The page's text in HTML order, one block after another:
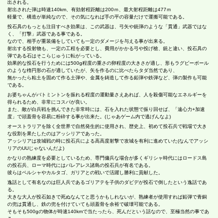
出される。
射出された弾は時速140km、有効射程距離は200ｍ、最大射程距離は477ｍ
軽量で、構造が単純なので、その気になれば手の平の容量だけで運搬可能である。
投石具のもっとも注目すべき効果は、この武器は、弓矢や銃弾のような「貫通」武器ではな
く、「打撃」武器である事である。
なので、相手が重装備をしていても一定のダメージを与える事が出来る。
射出する投射物も、一定の工程を必要とし、費用がかかる弓や投げ槍、銃と違い、投石具の
弾である石はそこらじゅうに転がっている。
効果的な投石を行うためには500g程度の重さの卵程度の大きさが適し、形もラグビーボール
のような楕円形の石が適していたが、矢を作るのに比べたらタダ当然であり、
無かったら粘土を固めて作る土弾や、金属を鋳造して作る鉛弾や鉄弾など、弾の製作も可能
である。
お婆ちゃんがバトミントンを振れる程度の運動量さえあれば、人を殺傷可能なエネルギーを
得られるため、非常にコスパが良い。
また、敵が白兵戦を挑んできた非常時には、石を入れた状態で振り回せば、「遠心力+加速
度」で頭蓋骨を容易に粉砕する事が出来た。(じゃあゲーム内で逃げんなよ)
オーストラリアを除く全世界で自然発生的に使用され、歴史上、初めて投石兵で戦場で大き
な役割を果たしたのはアッシリアであった。
アッシリアは攻城戦の時に投石兵による高高度射撃で攻城を有利に進めていた(なんでアッシ
リアのUUじゃないんだよ)
かなりの熟練度を必要としているため、専門傭兵な場合が多くギリシャ時代にはロードス島
の投石兵、ローマ時代にはバレアレス諸島の投石兵が有名である。
彼らはペルシャやカルタゴ、ガリアとの戦いで活躍し勝利に貢献した。
逸話として有名なのは巨人兵であるゴリアテを子供のダビデが投石で倒したという逸話であ
る。
大きな大人が投石如きで死ぬなんてと思うかもしれないが、熟練者が使用すれば鉛弾で青銅
の兜は貫通し、鉄の兜を付けていても頭蓋骨を余裕で破壊可能である。
そもそも500gの物体が時速140kmで当たったら、死んだという話なので、至極当然の事であ